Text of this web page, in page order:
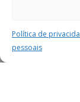
Política de
pessoais